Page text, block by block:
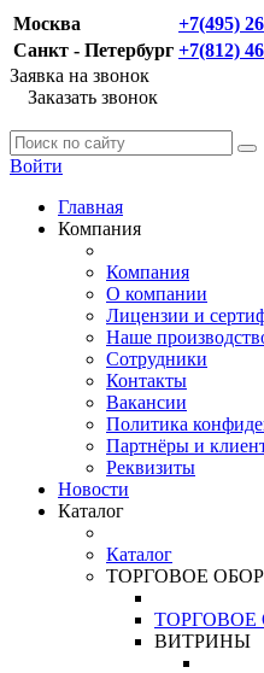
Москва
+7(495)
Санкт - Петербург +7(812)
Заявка на звонок
Заказать звонок
Войти
Главная
Компания
Компания
О компании
Лицензии и
Наше
Сотрудники
Контакты
Вакансии
Политика
Партнёры и
Реквизиты
Новости
Каталог
Каталог
ТОРГОВОЕ
ТОРГОВОЕ
ВИТРИНЫ